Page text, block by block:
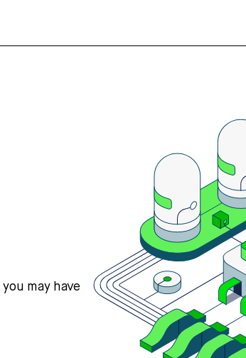
may have